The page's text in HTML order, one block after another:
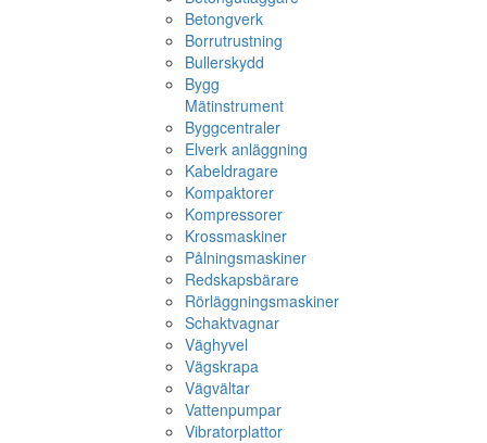
Betongverk
Borrutrustning
Bullerskydd
Bygg
Mätinstrument
Byggcentraler
Elverk anläggning
Kabeldragare
Kompaktorer
Kompressorer
Krossmaskiner
Pålningsmaskiner
Redskapsbärare
Rörläggningsmaskiner
Schaktvagnar
Väghyvel
Vägskrapa
Vägvältar
Vattenpumpar
Vibratorplattor